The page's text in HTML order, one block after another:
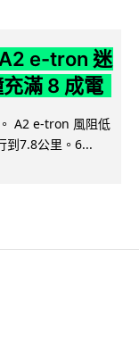
e-tron 迷
滿 8 成電
A2 e-tron 風阻低
到7.8公里。6...